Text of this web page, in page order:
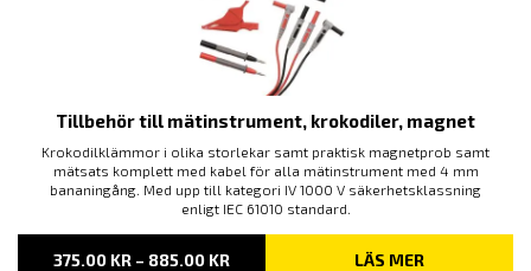
Tillbehör till mätinstrument, krokodiler, magnet
Krokodilklämmor i olika storlekar samt praktisk magnetprob samt
mätsats komplett med kabel för alla mätinstrument med 4 mm
bananingång. Med upp till kategori IV 1000 V säkerhetsklassning
enligt IEC 61010 standard.
375.00 KR – 885.00 KRPRISINTERVALL:LÄS MER